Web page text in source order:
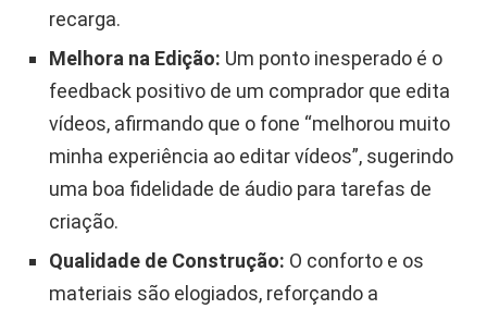
recarga.
Melhora na Edição: Um ponto inesperado é o
feedback positivo de um comprador que edita
vídeos, afirmando que o fone “melhorou muito
minha experiência ao editar vídeos”, sugerindo
uma boa fidelidade de áudio para tarefas de
criação.
Qualidade de Construção: O conforto e os
materiais são elogiados, reforçando a